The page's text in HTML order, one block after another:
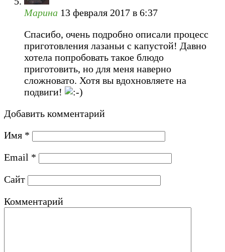
Марина 13 февраля 2017 в 6:37
Спасибо, очень подробно описали процесс
приготовления лазаньи с капустой! Давно
хотела попробовать такое блюдо
приготовить, но для меня наверно
сложновато. Хотя вы вдохновляете на
подвиги!
Добавить комментарий
Имя *
Email *
Сайт
Комментарий